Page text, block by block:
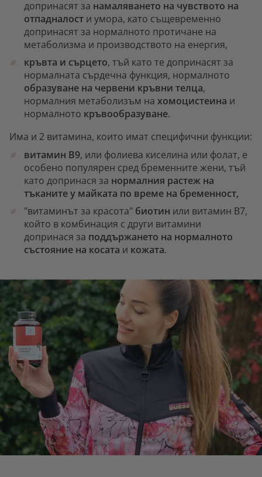
допринасят за намаляването на чувството на
отпадналост и умора, като същевременно
допринасят за нормалното протичане на
метаболизма и производството на енергия,
кръвта и сърцето, тъй като те допринасят за
нормалната сърдечна функция, нормалното
образуване на червени кръвни телца,
нормалния метаболизъм на хомоцистеина и
нормалното кръвообразуване.
Има и 2 витамина, които имат специфични функции:
витамин В9, или фолиева киселина или фолат, е
особено популярен сред бременните жени, тъй
като допринася за нормалния растеж на
тъканите у майката по време на бременност,
"витаминът за красота" биотин или витамин В7,
който в комбинация с други витамини
допринася за поддържането на нормалното
състояние на косата и кожата.